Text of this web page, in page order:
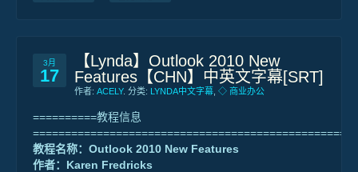
3月
17
【Lynda】Outlook 2010 New
Features【CHN】中英文字幕[SRT]
作者: ACELY. 分类: LYNDA中文字幕 ◇ 商业办公
==========教程信息
教程名称：Outlook 2010 New Features
作者：Karen Fredricks